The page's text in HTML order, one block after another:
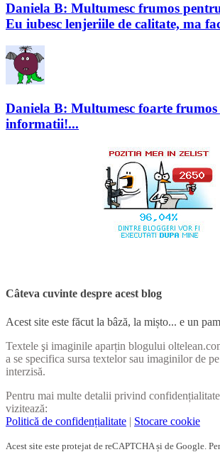
Daniela B: Multumesc frumos
Eu iubesc lenjeriile de calitate, ma
Daniela B: Multumesc foarte frumos
informatii!...
Câteva cuvinte despre acest blog
Acest site este făcut la bâză, la mișto... e un
Textele şi imaginile aparțin blogului
a se specifica sursa textelor sau imaginilor de
interzisă.
Pentru mai multe detalii privind
vizitează:
Politică de confidențialitate | Stocare cookie
Acest site este protejat de reCAPTCHA și de Google.